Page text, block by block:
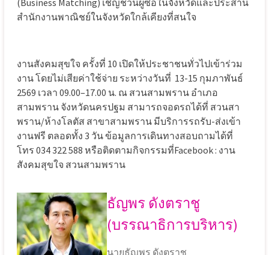
สำนักงานพาณิชย์ในจังหวัดใกล้เคียงที่สนใจ
งานสังคมสุขใจ ครั้งที่ 10 เปิดให้ประชาชนทั่วไปเข้าร่วม
งาน โดยไม่เสียค่าใช้จ่าย ระหว่างวันที่ 13-15 กุมภาพันธ์
2569 เวลา 09.00–17.00 น. ณ สวนสามพราน อำเภอ
สามพราน จังหวัดนครปฐม สามารถจอดรถได้ที่ สวนสา
พราน/ห้างโลตัส สาขาสามพราน มีบริการรถรับ-ส่งเข้า
งานฟรี ตลอดทั้ง 3 วัน ข้อมูลการเดินทางสอบถามได้ที่
โทร 034 322 588 หรือติดตามกิจกรรมที่Facebook : งาน
สังคมสุขใจ สวนสามพราน
ธัญพร ดังตราชู
(บรรณาธิการบริหาร)
นายธัญพร ดังตราชู